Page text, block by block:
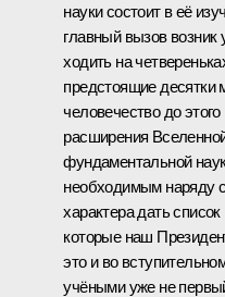
науки состоит в её
главный вызов возник
ходить на
предстоящие десятки
человечество до
расширения
фундаментальной
необходимым наряду
характера дать
которые наш
это и во
учёными уже не